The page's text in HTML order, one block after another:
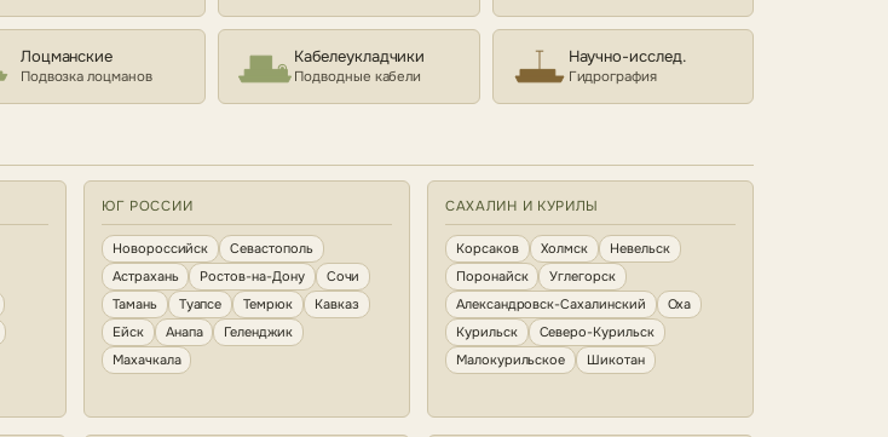
Лоцманские
Подвозка лоцманов
Кабелеукладчики
Подводные кабели
Научно-исслед.
Гидрография
ЮГ РОССИИ
Новороссийск
Севастополь
Астрахань
Ростов-на-Дону
Сочи
Тамань
Туапсе Темрюк
Кавказ
Ейск
Анапа
Геленджик
Махачкала
САХАЛИН И КУРИЛЫ
Корсаков Холмск
Невельск
Поронайск
Углегорск
Александровск-Сахалинский
Оха
Курильск
Северо-Курильск
Малокурильское
Шикотан